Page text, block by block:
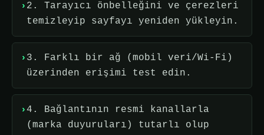
2. Tarayıcı önbelleğini ve çerezleri
temizleyip sayfayı yeniden yükleyin.
3. Farklı bir ağ (mobil veri/Wi-Fi)
üzerinden erişimi test edin.
4. Bağlantının resmi kanallarla
(marka duyuruları) tutarlı olup